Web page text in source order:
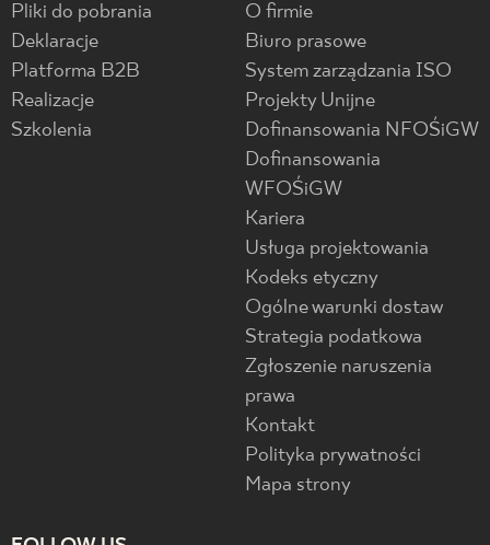
Pliki do pobrania
Deklaracje
Platforma B2B
Realizacje
Szkolenia
O firmie
Biuro prasowe
System zarządzania ISO
Projekty Unijne
Dofinansowania NFOŚiGW
Dofinansowania
WFOŚiGW
Kariera
Usługa projektowania
Kodeks etyczny
Ogólne warunki dostaw
Strategia podatkowa
Zgłoszenie naruszenia
prawa
Kontakt
Polityka prywatności
Mapa strony